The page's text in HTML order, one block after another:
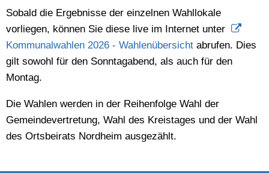
Sobald die Ergebnisse der einzelnen Wahllokale
vorliegen, können Sie diese live im Internet unter
Kommunalwahlen 2026 - Wahlenübersicht abrufen. Dies
gilt sowohl für den Sonntagabend, als auch für den
Montag.
Die Wahlen werden in der Reihenfolge Wahl der
Gemeindevertretung, Wahl des Kreistages und der Wahl
des Ortsbeirats Nordheim ausgezählt.